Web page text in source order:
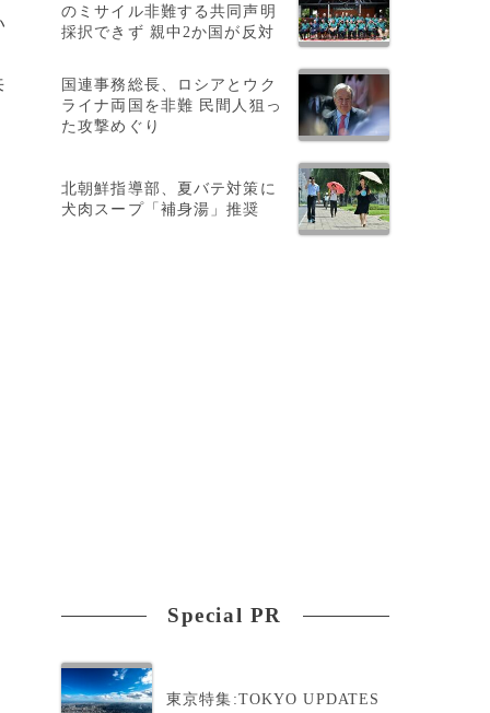
のミサイル非難する共同声明
採択できず 親中2か国が反対
国連事務総長、ロシアとウク
ライナ両国を非難 民間人狙っ
た攻撃めぐり
北朝鮮指導部、夏バテ対策に
犬肉スープ「補身湯」推奨
Special PR
東京特集:TOKYO UPDATES